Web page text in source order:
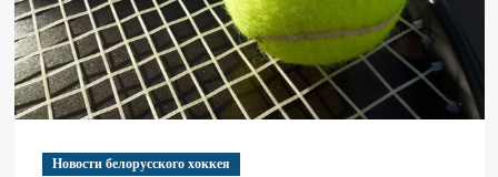
Новости белорусского хоккея